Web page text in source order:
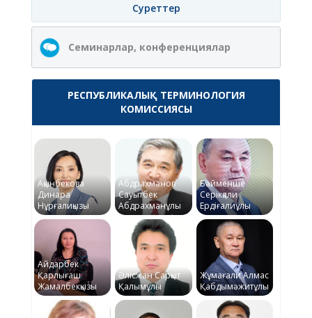
Суреттер
Семинарлар, конференциялар
РЕСПУБЛИКАЛЫҚ ТЕРМИНОЛОГИЯ
КОМИССИЯСЫ
Ақынбекова
Динара
Нұрғалиқызы
Абдрахманов
Сауытбек
Абдрахманұлы
Байменше
Серікқали
Ердіғалиұлы
Айдарбек
Қарлығаш
Жамалбекқызы
Әлісжан Сарқыт
Қалымұлы
Жұмағали Алмас
Қабдымәжитұлы